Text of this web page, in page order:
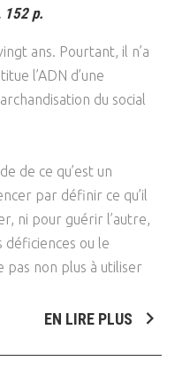
152 p.
ans. Pourtant, il n’a
l’ADN d’une
du social
de ce qu’est un
par définir ce qu’il
ni pour guérir l’autre,
déficiences ou le
pas non plus à utiliser
EN LIRE PLUS